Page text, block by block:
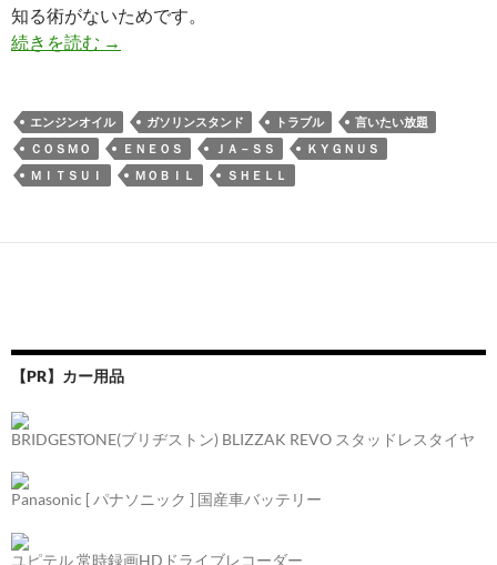
知る術がないためです。
続きを読む →
エンジンオイル ガソリンスタンド トラブル
言いたい放題
ＣＯＳＭＯ
ＥＮＥＯＳ ＪＡ－ＳＳ
ＫＹＧＮＵＳ
ＭＩＴＳＵＩ
ＭＯＢＩＬ ＳＨＥＬＬ
【PR】カー用品
BRIDGESTONE(ブリヂストン) BLIZZAK REVO スタッドレスタイヤ
Panasonic [ パナソニック ] 国産車バッテリー
ユピテル 常時録画HDドライブレコーダー